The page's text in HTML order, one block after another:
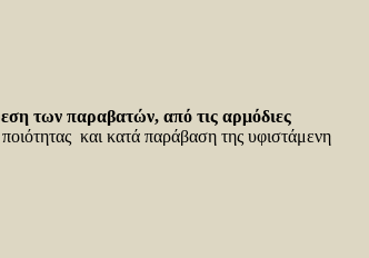
των παραβατών, από τις αρμόδιες
και κατά παράβαση της υφιστάμενη